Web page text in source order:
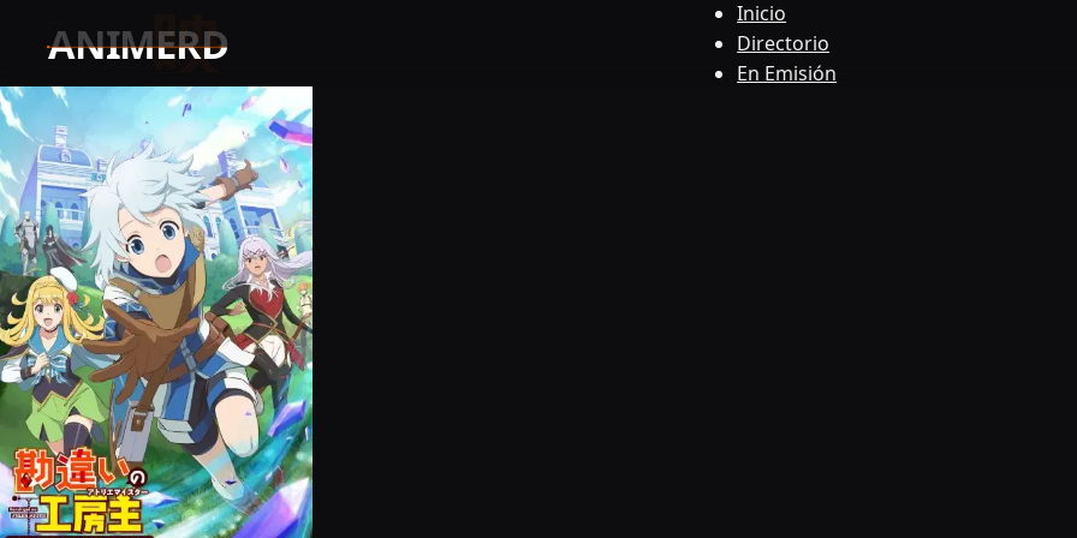
Inicio
Directorio
En Emisión